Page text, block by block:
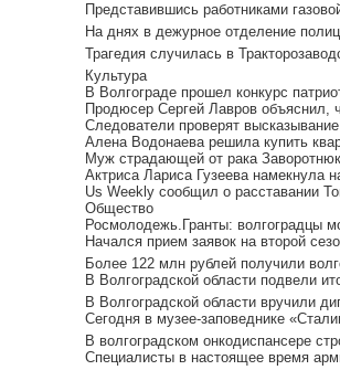
Представившись работниками
На днях в дежурное отделение
Трагедия случилась в
Культура
В Волгограде прошел конкурс
Продюсер Сергей Лавров объяснил,
Следователи проверят
Алена Водонаева решила купить
Муж страдающей от рака
Актриса Лариса Гузеева намекнула
Us Weekly сообщил о расставании
Общество
Росмолодежь.Гранты: волгоградцы
Начался прием заявок на второй
Более 122 млн рублей получили
В Волгоградской области подвели
В Волгоградской области вручили
Сегодня в музее-заповеднике
В волгоградском онкодиспансере
Специалисты в настоящее время